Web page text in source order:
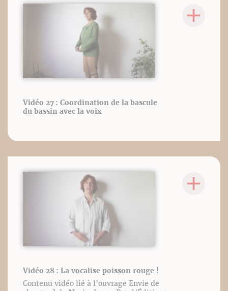
Vidéo 27 : Coordination de la bascule
du bassin avec la voix
Vidéo 28 : La vocalise poisson rouge !
Contenu vidéo lié à l’ouvrage Envie de